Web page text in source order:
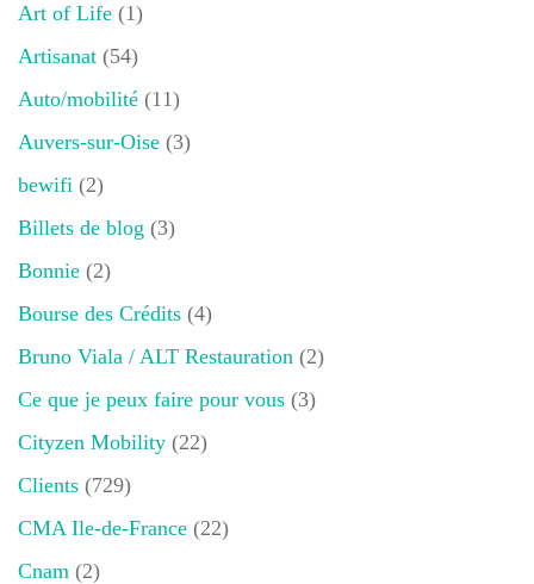
Art of Life (1)
Artisanat (54)
Auto/mobilité (11)
Auvers-sur-Oise (3)
bewifi (2)
Billets de blog (3)
Bonnie (2)
Bourse des Crédits (4)
Bruno Viala / ALT Restauration (2)
Ce que je peux faire pour vous (3)
Cityzen Mobility (22)
Clients (729)
CMA Ile-de-France (22)
Cnam (2)